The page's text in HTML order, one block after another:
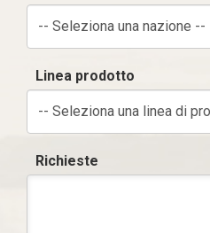
-- Seleziona una nazione --
Linea prodotto
-- Seleziona una linea di
Richieste